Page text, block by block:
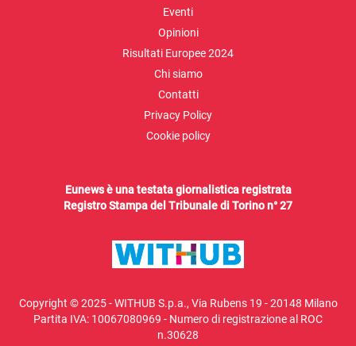
Eventi
Opinioni
Risultati Europee 2024
Chi siamo
Contatti
Privacy Policy
Cookie policy
Eunews è una testata giornalistica registrata
Registro Stampa del Tribunale di Torino n° 27
Copyright © 2025 - WITHUB S.p.a., Via Rubens 19 - 20148 Milano
Partita IVA: 10067080969 - Numero di registrazione al ROC
n.30628